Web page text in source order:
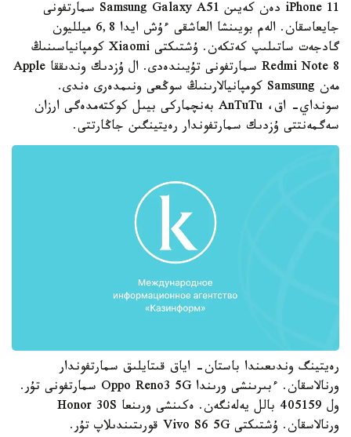
iPhone 11 دەن كەيىن Samsung Galaxy A51 سمارتفونى
جايعاسقان. الەم بويىنشا العاشقى ءۇش ايدا 6,8 ميلليون
گادجەت ساتىلىپ كەتكەن. ۇشتىكتى Xiaomi كومپانياسىنىڭ
Redmi Note 8 سمارتفونى تۇيىندەدى. ال ۇزدىك وندىققا Apple
مەن Samsung كومپانيالارىنىڭ سوڭعى ونىمدەرى ەندى.
سونداي- اق، AnTuTu بەنچماركى بيىل كوكتەمدەگى ارزان
سەگمەنتتى ۇزدىك سمارتفوندار رەيتينگىن جاڭارتتى.
رەيتينگ وندىعىندا باستان- اياق قىتايلىق سمارتفوندار
ورنالاسقان. ءبىرىنشى ورىندا Oppo Reno3 5G سمارتفونى تۇر.
ول 405159 بالل يەلەنگەن. ەكىنشى ورىنعا Honor 30S
ورنالاسقان. ۇشتىكتى Vivo S6 5G قورىتىندىلاپ تۇر.